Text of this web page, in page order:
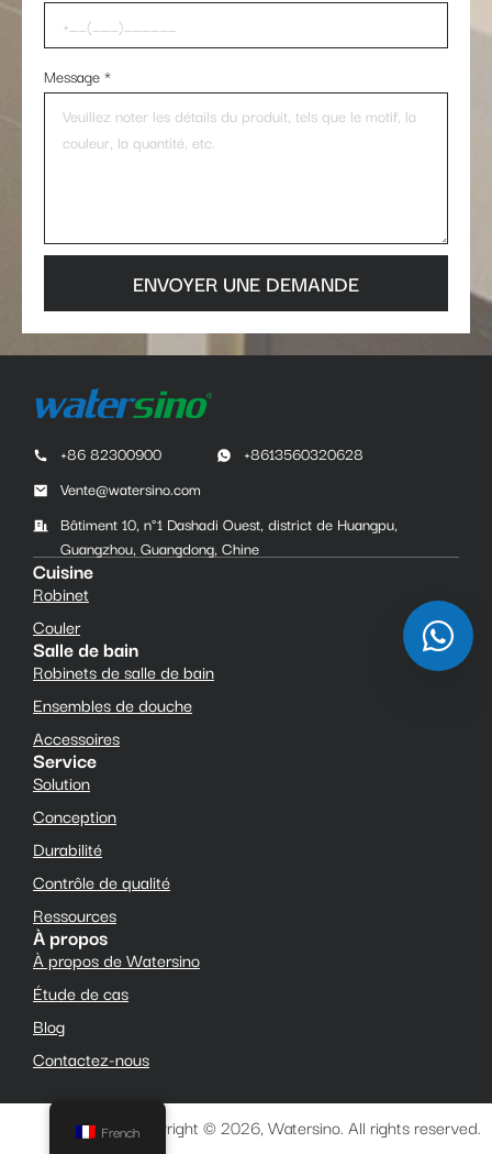
Message*
ENVOYER UNE DEMANDE
+86 82300900
+8613560320628
Vente@watersino.com
Bâtiment 10, n°1 Dashadi Ouest, district de Huangpu,
Guangzhou, Guangdong, Chine
Cuisine
Robinet
Couler
Salle de bain
Robinets de salle de bain
Ensembles de douche
Accessoires
Service
Solution
Conception
Durabilité
Contrôle de qualité
Ressources
À propos
À propos de Watersino
Étude de cas
Blog
Contactez-nous
Copyright © 2026, Watersino. All rights reserved.
French